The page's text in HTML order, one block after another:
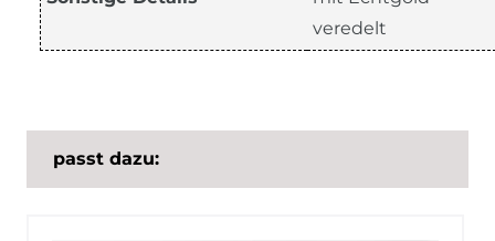
veredelt
passt dazu: